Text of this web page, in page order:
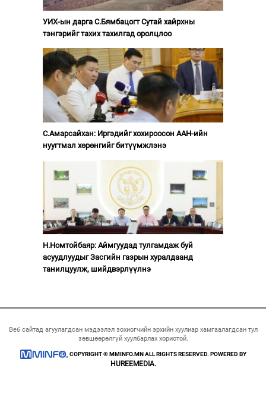
УИХ-ын дарга С.Бямбацогт Сутай хайрхны
тэнгэрийг тахих тахилгад оролцлоо
С.Амарсайхан: Иргэдийг хохироосон ААН-ийн
нуугтмал хөрөнгийг битүүмжлэнэ
Н.Номтойбаяр: Аймгуудад тулгамдаж буй
асуудлуудыг Засгийн газрын хуралдаанд
танилцуулж, шийдвэрлүүлнэ
Веб сайтад агуулагдсан мэдээлэл зохиогчийн эрхийн хуулиар хамгаалагдсан тул
зөвшөөрөлгүй хуулбарлах хориотой.
COPYRIGHT © MMINFO.MN ALL RIGHTS RESERVED. POWERED BY
HUREEMEDIA.